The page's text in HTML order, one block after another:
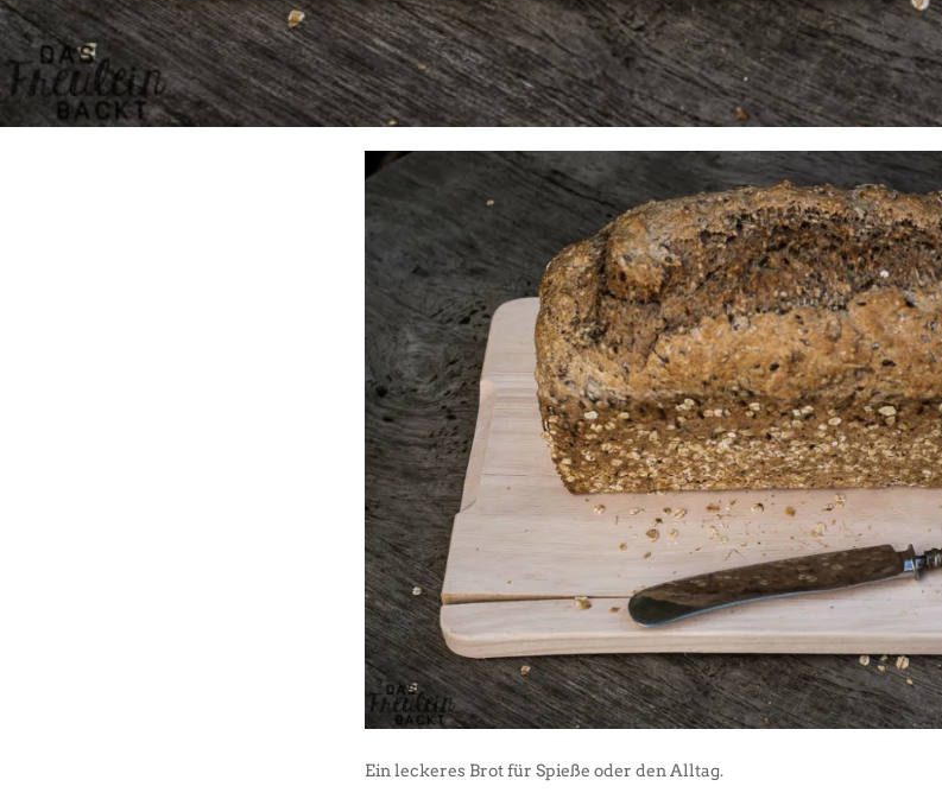
Ein leckeres Brot für Spieße oder den Alltag.